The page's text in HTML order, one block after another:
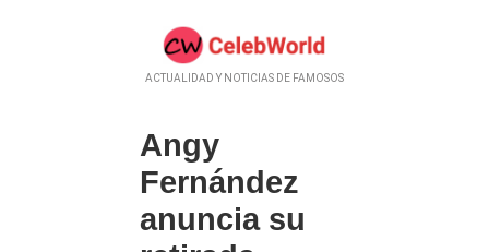
ACTUALIDAD Y NOTICIAS DE FAMOSOS
Angy
Fernández
anuncia su